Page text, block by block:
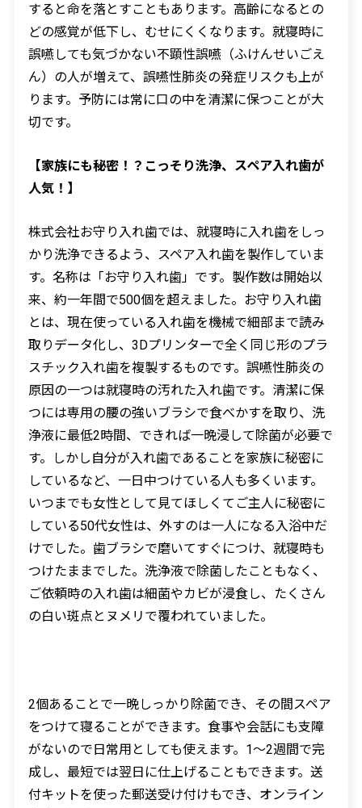
すると命を落とすこともあります。高齢になるとの
どの感覚が低下し、むせにくくなります。就寝時に
誤嚥しても気づかない不顕性誤嚥（ふけんせいごえ
ん）の人が増えて、誤嚥性肺炎の発症リスクも上が
ります。予防には常に口の中を清潔に保つことが大
切です。
【家族にも秘密！？こっそり洗浄、スペア入れ歯が
人気！】
株式会社お守り入れ歯では、就寝時に入れ歯をしっ
かり洗浄できるよう、スペア入れ歯を製作していま
す。名称は「お守り入れ歯」です。製作数は開始以
来、約一年間で500個を超えました。お守り入れ歯
とは、現在使っている入れ歯を機械で細部まで読み
取りデータ化し、3Dプリンターで全く同じ形のプラ
スチック入れ歯を複製するものです。誤嚥性肺炎の
原因の一つは就寝時の汚れた入れ歯です。清潔に保
つには専用の腰の強いブラシで食べかすを取り、洗
浄液に最低2時間、できれば一晩浸して除菌が必要で
す。しかし自分が入れ歯であることを家族に秘密に
しているなど、一日中つけている人も多くいます。
いつまでも女性として見てほしくてご主人に秘密に
している50代女性は、外すのは一人になる入浴中だ
けでした。歯ブラシで磨いてすぐにつけ、就寝時も
つけたままでした。洗浄液で除菌したこともなく、
ご依頼時の入れ歯は細菌やカビが浸食し、たくさん
の白い斑点とヌメリで覆われていました。
2個あることで一晩しっかり除菌でき、その間スペア
をつけて寝ることができます。食事や会話にも支障
がないので日常用としても使えます。 1～2週間で完
成し、最短では翌日に仕上げることもできます。送
付キットを使った郵送受け付けもでき、オンライン